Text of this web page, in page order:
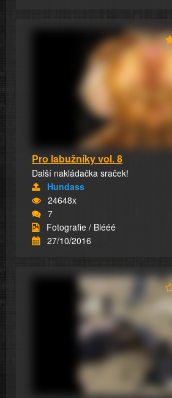
Pro labužníky vol. 8
Další nakládačka sraček!
Hundass
24648x
7
Fotografie / Blééé
27/10/2016